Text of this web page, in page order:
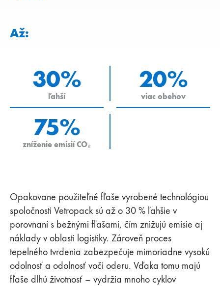
Až:
30%
ľahší
20%
viac obehov
75%
zníženie emisií CO₂
Opakovane použiteľné fľaše vyrobené technológiou
spoločnosti Vetropack sú až o 30 % ľahšie v
porovnaní s bežnými fľašami, čím znižujú emisie aj
náklady v oblasti logistiky. Zároveň proces
tepelného tvrdenia zabezpečuje mimoriadne vysokú
odolnosť a odolnosť voči oderu. Vďaka tomu majú
fľaše dlhú životnosť – vydržia mnoho cyklov